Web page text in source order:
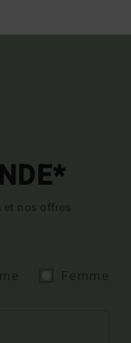
et nos offres